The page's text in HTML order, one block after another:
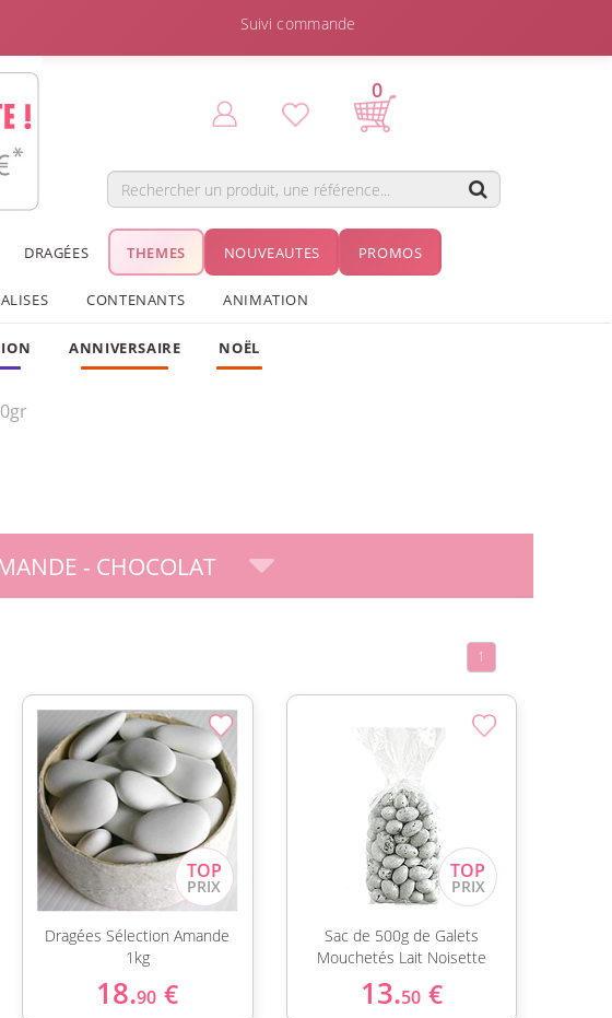
Suivi commande
0
DRAGÉES THEMES NOUVEAUTES PROMOS
CONTENANTS ANIMATION
ANNIVERSAIRE NOËL
- CHOCOLAT
1
Dragées Sélection Amande
1kg
18.90 €
Sac de 500g de Galets
Mouchetés Lait Noisette
13.50 €